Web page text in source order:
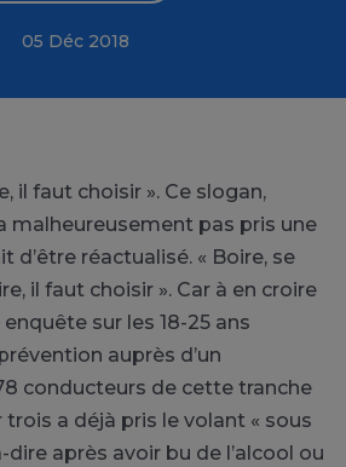
05 Déc 2018
il faut choisir ». Ce slogan,
malheureusement pas pris une
d’être réactualisé. « Boire, se
il faut choisir ». Car à en croire
sur les 18-25 ans
auprès d’un
conducteurs de cette tranche
trois a déjà pris le volant « sous
dire après avoir bu de l’alcool ou